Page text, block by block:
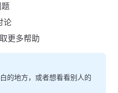
论
更多帮助
的地方，或者想看看别人的